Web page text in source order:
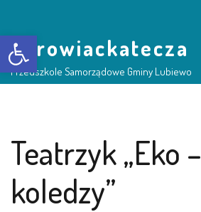
Otwórz pasek narzędzi
borowiackatecza
Przedszkole Samorządowe Gminy Lubiewo
NASZE PRZEDSZKOLE
Teatrzyk „Eko –
koledzy”